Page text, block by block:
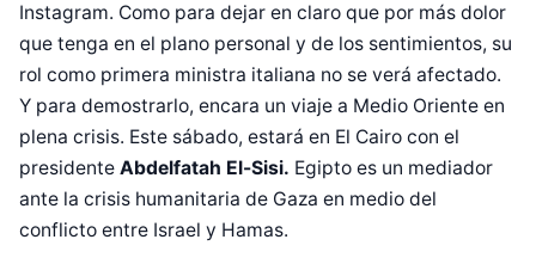
Instagram. Como para dejar en claro que por más dolor
que tenga en el plano personal y de los sentimientos, su
rol como primera ministra italiana no se verá afectado.
Y para demostrarlo, encara un viaje a Medio Oriente en
plena crisis. Este sábado, estará en El Cairo con el
presidente Abdelfatah El-Sisi. Egipto es un mediador
ante la crisis humanitaria de Gaza en medio del
conflicto entre Israel y Hamas.